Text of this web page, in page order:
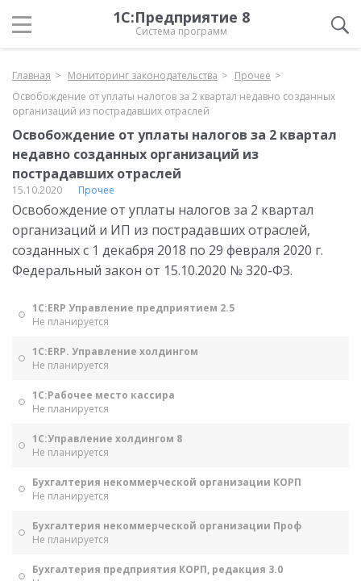
1С:Предприятие 8
Система программ
Главная Мониторинг законодательства
Прочее
Освобождение от уплаты налогов за 2 квартал недавно созданных
организаций из пострадавших отраслей
Освобождение от уплаты налогов за 2 квартал
недавно созданных организаций из
пострадавших отраслей
15.10.2020 Прочее
Освобождение от уплаты налогов за 2 квартал
организаций и ИП из пострадавших отраслей,
созданных с 1 декабря 2018 по 29 февраля 2020 г.
Федеральный закон от 15.10.2020 № 320-ФЗ.
1С:ERP Управление предприятием 2.5
Не планируется
1С:ERP. Управление холдингом
Не планируется
1С:Рабочее место кассира
Не планируется
1С:Управление холдингом 8
Не планируется
Бухгалтерия некоммерческой организации КОРП
Не планируется
Бухгалтерия некоммерческой организации Проф
Не планируется
Бухгалтерия предприятия КОРП, редакция 3.0